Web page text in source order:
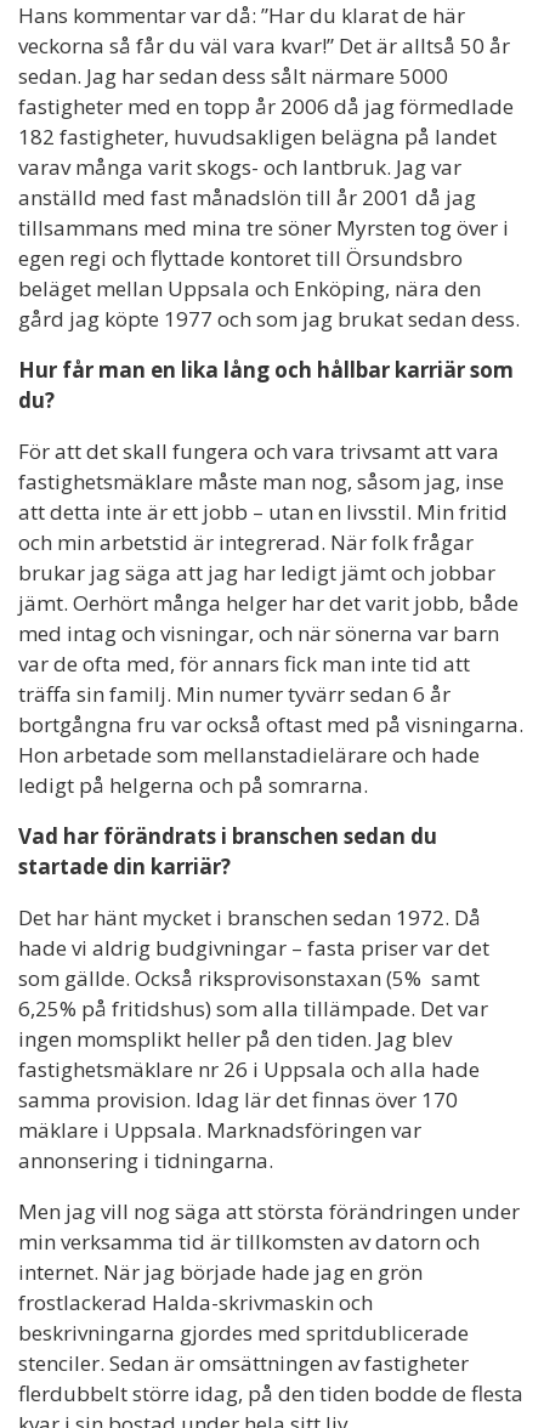
Hans kommentar var då: ”Har du klarat de här
veckorna så får du väl vara kvar!” Det är alltså 50 år
sedan. Jag har sedan dess sålt närmare 5000
fastigheter med en topp år 2006 då jag förmedlade
182 fastigheter, huvudsakligen belägna på landet
varav många varit skogs- och lantbruk. Jag var
anställd med fast månadslön till år 2001 då jag
tillsammans med mina tre söner Myrsten tog över i
egen regi och flyttade kontoret till Örsundsbro
beläget mellan Uppsala och Enköping, nära den
gård jag köpte 1977 och som jag brukat sedan dess.
Hur får man en lika lång och hållbar karriär som
du?
För att det skall fungera och vara trivsamt att vara
fastighetsmäklare måste man nog, såsom jag, inse
att detta inte är ett jobb – utan en livsstil. Min fritid
och min arbetstid är integrerad. När folk frågar
brukar jag säga att jag har ledigt jämt och jobbar
jämt. Oerhört många helger har det varit jobb, både
med intag och visningar, och när sönerna var barn
var de ofta med, för annars fick man inte tid att
träffa sin familj. Min numer tyvärr sedan 6 år
bortgångna fru var också oftast med på visningarna.
Hon arbetade som mellanstadielärare och hade
ledigt på helgerna och på somrarna.
Vad har förändrats i branschen sedan du
startade din karriär?
Det har hänt mycket i branschen sedan 1972. Då
hade vi aldrig budgivningar – fasta priser var det
som gällde. Också riksprovisonstaxan (5% samt
6,25% på fritidshus) som alla tillämpade. Det var
ingen momsplikt heller på den tiden. Jag blev
fastighetsmäklare nr 26 i Uppsala och alla hade
samma provision. Idag lär det finnas över 170
mäklare i Uppsala. Marknadsföringen var
annonsering i tidningarna.
Men jag vill nog säga att största förändringen under
min verksamma tid är tillkomsten av datorn och
internet. När jag började hade jag en grön
frostlackerad Halda-skrivmaskin och
beskrivningarna gjordes med spritdublicerade
stenciler. Sedan är omsättningen av fastigheter
flerdubbelt större idag, på den tiden bodde de flesta